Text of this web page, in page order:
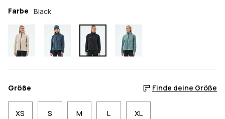
Farbe Black
Größe Finde deine Größe
XS S M L XL